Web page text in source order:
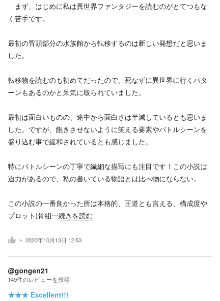
まず、はじめに私は異世界ファンタジーを読むのがとてつもな
く苦手です。
最初の冒頭部分の水族館から転移するのは新しい発想だと思いま
した。
転移物を読むのも初めてだったので、死なずに異世界に行くパタ
ーンもあるのかと呆気に取られていました。
最初は面白いものの、途中から面白さは半減しているとも思いま
した。ですが、飽きさせないように笑える要素やバトルシーンを
盛り込む事で緩和されているとも感じました。
特にバトルシーンの丁寧で繊細な描写にも注目です！この小説は
迫力があるので、私の書いている物語とは比べ物にならない。
この小説の一番良かった所は本格的、王道とも言える、構成度や
プロット(骨組…続きを読む
2020年10月13日 12:53
@gongen21
149件のレビューを投稿
★★★ Excellent!!!